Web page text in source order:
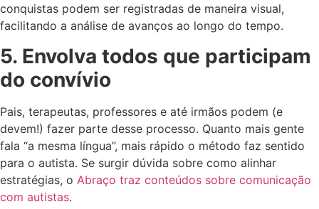
conquistas podem ser registradas de maneira visual,
facilitando a análise de avanços ao longo do tempo.
5. Envolva todos que participam
do convívio
Pais, terapeutas, professores e até irmãos podem (e
devem!) fazer parte desse processo. Quanto mais gente
fala “a mesma língua”, mais rápido o método faz sentido
para o autista. Se surgir dúvida sobre como alinhar
estratégias, o Abraço traz conteúdos sobre comunicação
com autistas.